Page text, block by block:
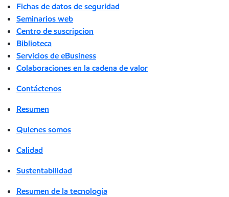
Fichas de datos de seguridad
Seminarios web
Centro de suscripcion
Biblioteca
Servicios de eBusiness
Colaboraciones en la cadena de valor
Contáctenos
Resumen
Quienes somos
Calidad
Sustentabilidad
Resumen de la tecnología